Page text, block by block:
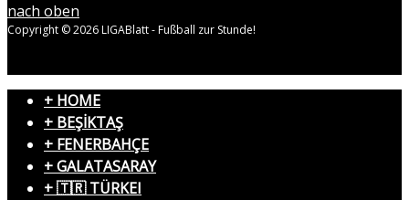
nach oben
Copyright © 2026 LIGABlatt - Fußball zur Stunde!
+ HOME
+ BEŞİKTAŞ
+ FENERBAHÇE
+ GALATASARAY
+ 🇹🇷 TÜRKEI